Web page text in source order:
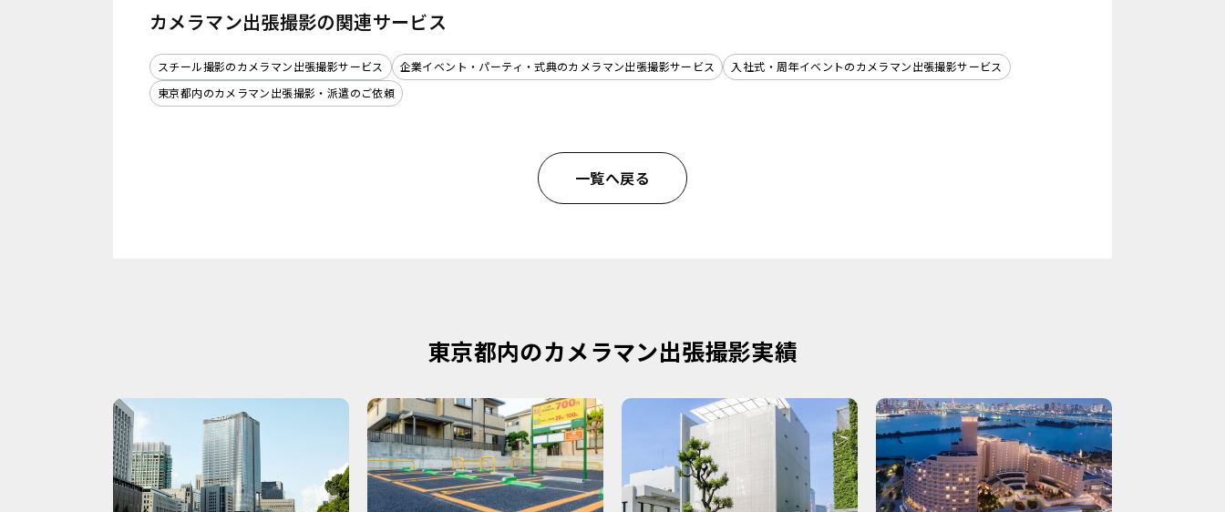
カメラマン出張撮影の関連サービス
スチール撮影のカメラマン出張撮影サービス 企業イベント・パーティ・式典のカメラマン出張撮影サービス
入社式・周年イベントのカメラマン出張撮影サービス
東京都内のカメラマン出張撮影・派遣のご依頼
一覧へ戻る
東京都内のカメラマン出張撮影実績